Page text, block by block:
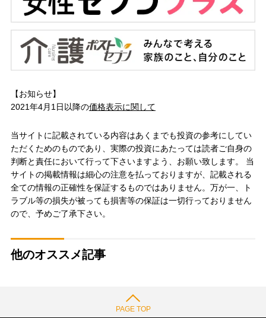
【お知らせ】
2021年4月1日以降の価格表示に関して
当サイトに記載されている内容はあくまでも投資の参考にしてい
ただくためのものであり、実際の投資にあたっては読者ご自身の
判断と責任において行って下さいますよう、お願い致します。 当
サイトの掲載情報は細心の注意を払っておりますが、記載される
全ての情報の正確性を保証するものではありません。万が一、ト
ラブル等の損失が被っても損害等の保証は一切行っておりません
ので、予めご了承下さい。
他のオススメ記事
PAGE TOP